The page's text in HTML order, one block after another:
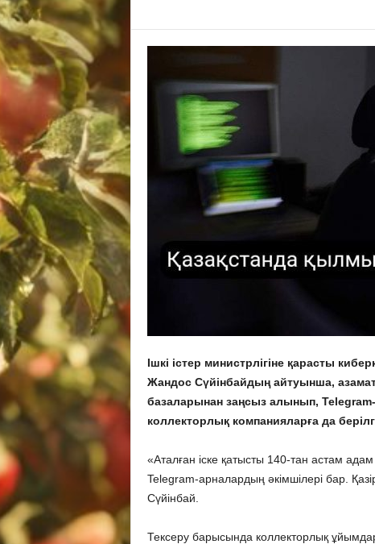
Ішкі істер министрлігіне қарасты
Жандос Сүйінбайдың айтуынша,
базаларынан заңсыз алынып,
коллекторлық компанияларға да
«Аталған іске қатысты 140-тан астам
Telegram-арналардың әкімшілері бар.
Сүйінбай.
Тексеру барысында коллекторлық